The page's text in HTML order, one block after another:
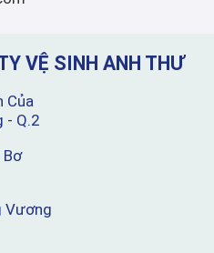
VỆ SINH ANH THƯ
Của
- Q.2
Vương